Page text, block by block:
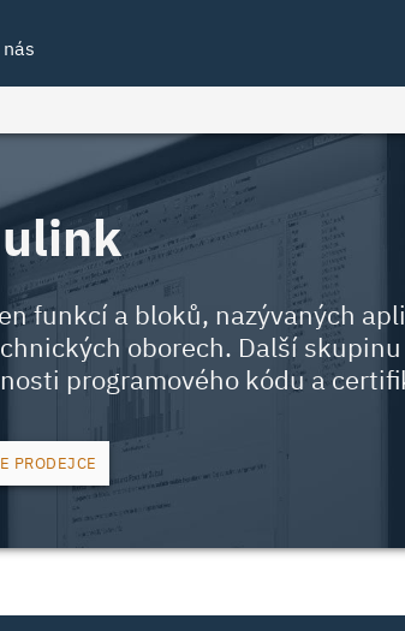
nás
funkcí a bloků, nazývaných
oborech. Další
programového kódu a
PRODEJCE